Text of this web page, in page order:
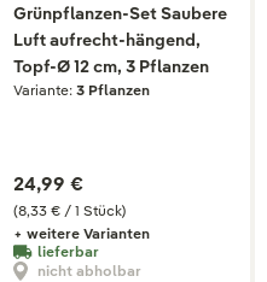
Grünpflanzen-Set Saubere
Luft aufrecht-hängend,
Topf-Ø 12 cm, 3 Pflanzen
Variante: 3 Pflanzen
(8,33 € / 1 Stück)
24,99 €
+ weitere Varianten
lieferbar
nicht abholbar